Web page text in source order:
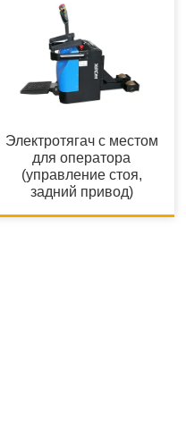
Электротягач с местом
для оператора
(управление стоя,
задний привод)